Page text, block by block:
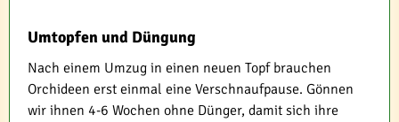
Umtopfen und Düngung
Nach einem Umzug in einen neuen Topf brauchen
Orchideen erst einmal eine Verschnaufpause. Gönnen
wir ihnen 4-6 Wochen ohne Dünger, damit sich ihre